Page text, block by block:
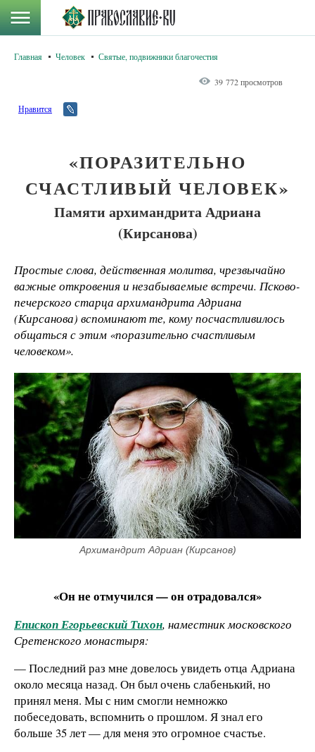
Главная Человек Святые, подвижники благочестия
39 772 просмотров
Нравится
«ПОРАЗИТЕЛЬНО
СЧАСТЛИВЫЙ ЧЕЛОВЕК»
Памяти архимандрита Адриана
(Кирсанова)
Простые слова, действенная молитва, чрезвычайно
важные откровения и незабываемые встречи. Псково-
печерского старца архимандрита Адриана
(Кирсанова) вспоминают те, кому посчастливилось
общаться с этим «поразительно счастливым
человеком».
Архимандрит Адриан (Кирсанов)
«Он не отмучился — он отрадовался»
Епископ Егорьевский Тихон, наместник московского
Сретенского монастыря:
— Последний раз мне довелось увидеть отца Адриана
около месяца назад. Он был очень слабенький, но
принял меня. Мы с ним смогли немножко
побеседовать, вспомнить о прошлом. Я знал его
больше 35 лет — для меня это огромное счастье.